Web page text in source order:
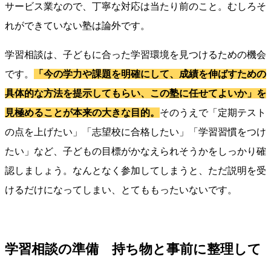
サービス業なので、丁寧な対応は当たり前のこと。むしろそ
れができていない塾は論外です。
学習相談は、子どもに合った学習環境を見つけるための機会
です。
「今の学力や課題を明確にして、成績を伸ばすための
具体的な方法を提示してもらい、この塾に任せてよいか」を
見極めることが本来の大きな目的。 そのうえで「定期テスト
の点を上げたい」「志望校に合格したい」「学習習慣をつけ
たい」など、子どもの目標がかなえられそうかをしっかり確
認しましょう。なんとなく参加してしまうと、ただ説明を受
けるだけになってしまい、とてももったいないです。
学習相談の準備 持ち物と事前に整理して